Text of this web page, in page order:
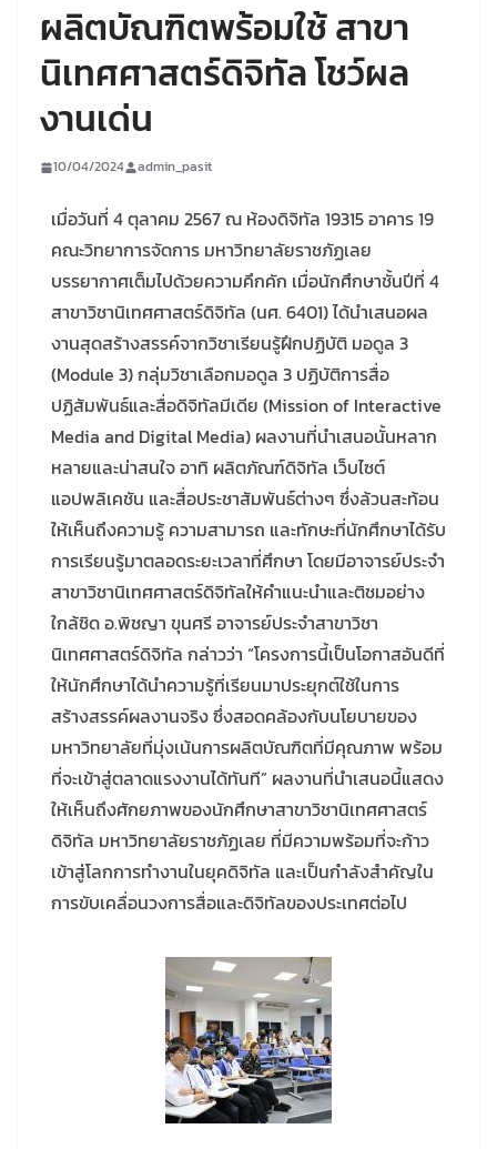
ผลิตบัณฑิตพร้อมใช้ สาขา
นิเทศศาสตร์ดิจิทัล โชว์ผล
งานเด่น
10/04/2024 admin_pasit
เมื่อวันที่ 4 ตุลาคม 2567 ณ ห้องดิจิทัล 19315 อาคาร 19
คณะวิทยาการจัดการ มหาวิทยาลัยราชภัฏเลย
บรรยากาศเต็มไปด้วยความคึกคัก เมื่อนักศึกษาชั้นปีที่ 4
สาขาวิชานิเทศศาสตร์ดิจิทัล (นศ. 6401) ได้นำเสนอผล
งานสุดสร้างสรรค์จากวิชาเรียนรู้ฝึกปฏิบัติ มอดูล 3
(Module 3) กลุ่มวิชาเลือกมอดูล 3 ปฏิบัติการสื่อ
ปฏิสัมพันธ์และสื่อดิจิทัลมีเดีย (Mission of Interactive
Media and Digital Media) ผลงานที่นำเสนอนั้นหลาก
หลายและน่าสนใจ อาทิ ผลิตภัณฑ์ดิจิทัล เว็บไซต์
แอปพลิเคชัน และสื่อประชาสัมพันธ์ต่างๆ ซึ่งล้วนสะท้อน
ให้เห็นถึงความรู้ ความสามารถ และทักษะที่นักศึกษาได้รับ
การเรียนรู้มาตลอดระยะเวลาที่ศึกษา โดยมีอาจารย์ประจำ
สาขาวิชานิเทศศาสตร์ดิจิทัลให้คำแนะนำและติชมอย่าง
ใกล้ชิด อ.พิชญา ขุนศรี อาจารย์ประจำสาขาวิชา
นิเทศศาสตร์ดิจิทัล กล่าวว่า “โครงการนี้เป็นโอกาสอันดีที่
ให้นักศึกษาได้นำความรู้ที่เรียนมาประยุกต์ใช้ในการ
สร้างสรรค์ผลงานจริง ซึ่งสอดคล้องกับนโยบายของ
มหาวิทยาลัยที่มุ่งเน้นการผลิตบัณฑิตที่มีคุณภาพ พร้อม
ที่จะเข้าสู่ตลาดแรงงานได้ทันที” ผลงานที่นำเสนอนี้แสดง
ให้เห็นถึงศักยภาพของนักศึกษาสาขาวิชานิเทศศาสตร์
ดิจิทัล มหาวิทยาลัยราชภัฏเลย ที่มีความพร้อมที่จะก้าว
เข้าสู่โลกการทำงานในยุคดิจิทัล และเป็นกำลังสำคัญใน
การขับเคลื่อนวงการสื่อและดิจิทัลของประเทศต่อไป